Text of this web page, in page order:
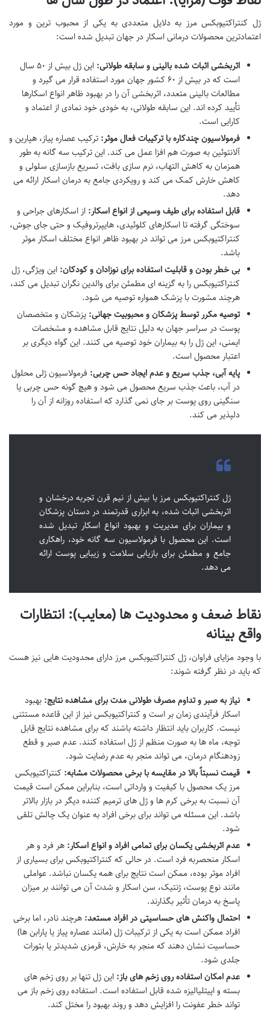
ژل کنتراکتیوبکس مرز به دلایل متعددی به یکی از محبوب ترین و مورد
اعتمادترین محصولات درمانی اسکار در جهان تبدیل شده است:
اثربخشی اثبات شده بالینی و سابقه طولانی:
این ژل بیش از ۵۰ سال
است که در بیش از ۶۰ کشور جهان مورد استفاده قرار می گیرد و
مطالعات بالینی متعدد، اثربخشی آن را در بهبود ظاهر انواع اسکارها
تأیید کرده اند. این سابقه طولانی، به خودی خود نمادی از اعتماد و
کارایی است.
فرمولاسیون چندکاره با ترکیبات فعال موثر: ترکیب عصاره پیاز، هپارین و
آلانتوئین به صورت هم افزا عمل می کند. این ترکیب سه گانه به طور
همزمان به کاهش التهاب، نرم سازی بافت، تسریع بازسازی سلولی و
کاهش خارش کمک می کند و رویکردی جامع به درمان اسکار ارائه می
دهد.
قابل استفاده برای طیف وسیعی از انواع اسکار: از اسکارهای جراحی و
سوختگی گرفته تا اسکارهای کلوئیدی، هایپرتروفیک و حتی جای جوش،
کنتراکتیوبکس مرز می تواند در بهبود ظاهر انواع مختلف اسکار موثر
باشد.
بی خطر بودن و قابلیت استفاده برای نوزادان و کودکان: این ویژگی، ژل
کنتراکتیوبکس را به گزینه ای مطمئن برای والدین نگران تبدیل می کند،
هرچند مشورت با پزشک همواره توصیه می شود.
توصیه مکرر توسط پزشکان و محبوبیت جهانی: پزشکان و متخصصان
پوست در سراسر جهان به دلیل نتایج قابل مشاهده و مشخصات
ایمنی، این ژل را به بیماران خود توصیه می کنند. این گواه دیگری بر
اعتبار محصول است.
پایه آبی، جذب سریع و عدم ایجاد حس چربی: فرمولاسیون ژلی محلول
در آب، باعث جذب سریع محصول می شود و هیچ گونه حس چربی یا
سنگینی روی پوست بر جای نمی گذارد که استفاده روزانه از آن را
دلپذیر می کند.
ژل کنتراکتیوبکس مرز با بیش از نیم قرن تجربه درخشان و
اثربخشی اثبات شده، به ابزاری قدرتمند در دستان پزشکان
و بیماران برای مدیریت و بهبود انواع اسکار تبدیل شده
است. این محصول با فرمولاسیون سه گانه خود، راهکاری
جامع و مطمئن برای بازیابی سلامت و زیبایی پوست ارائه
می دهد.
نقاط ضعف و محدودیت ها (معایب): انتظارات
واقع بینانه
با وجود مزایای فراوان، ژل کنتراکتیوبکس مرز دارای محدودیت هایی نیز هست
که باید در نظر گرفته شوند:
نیاز به صبر و تداوم مصرف طولانی مدت برای مشاهده نتایج: بهبود
اسکار فرآیندی زمان بر است و کنتراکتیوبکس نیز از این قاعده مستثنی
نیست. کاربران باید انتظار داشته باشند که برای مشاهده نتایج قابل
توجه، ماه ها به صورت منظم از ژل استفاده کنند. عدم صبر و قطع
زودهنگام درمان، می تواند منجر به عدم رضایت شود.
قیمت نسبتاً بالا در مقایسه با برخی محصولات مشابه: کنتراکتیوبکس
مرز یک محصول با کیفیت و وارداتی است، بنابراین ممکن است قیمت
آن نسبت به برخی کرم ها و ژل های ترمیم کننده دیگر در بازار بالاتر
باشد. این مسئله می تواند برای برخی افراد به عنوان یک چالش تلقی
شود.
عدم اثربخشی یکسان برای تمامی افراد و انواع اسکار: هر فرد و هر
اسکار منحصربه فرد است. در حالی که کنتراکتیوبکس برای بسیاری از
افراد موثر بوده، ممکن است نتایج برای همه یکسان نباشد. عواملی
مانند نوع پوست، ژنتیک، سن اسکار و شدت آن می توانند بر میزان
پاسخ به درمان تأثیر بگذارند.
احتمال واکنش های حساسیتی در افراد مستعد: هرچند نادر، اما برخی
افراد ممکن است به یکی از ترکیبات ژل (مانند عصاره پیاز یا پارابن ها)
حساسیت نشان دهند که منجر به خارش، قرمزی شدیدتر یا بثورات
جلدی شود.
عدم امکان استفاده روی زخم های باز: این ژل تنها بر روی زخم های
بسته و اپیتلیالیزه شده قابل استفاده است. استفاده روی زخم باز می
تواند خطر عفونت را افزایش دهد و روند بهبود را مختل کند.